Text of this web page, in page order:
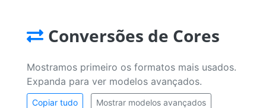
Conversões de Cores
Mostramos primeiro os formatos mais usados.
Expanda para ver modelos avançados.
Copiar tudo Mostrar modelos avançados